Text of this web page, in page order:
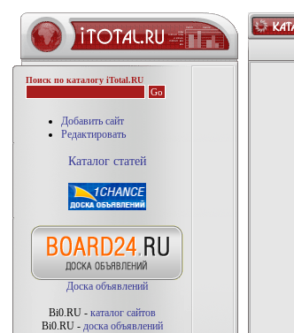
Поиск по каталогу iTotal.RU
Добавить сайт
Редактировать
Каталог статей
Доска объявлений
Bi0.RU - каталог сайтов
Bi0.RU - доска объявлений